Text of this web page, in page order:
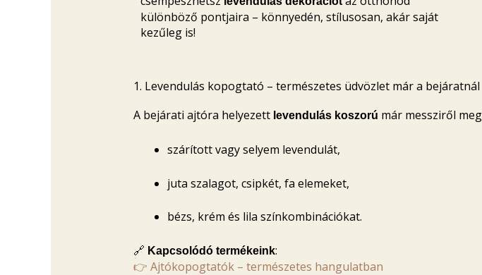
különböző pontjaira – könnyedén, stílusosan, akár saját
kezűleg is!
1. Levendulás kopogtató – természetes üdvözlet már a bejáratnál
A bejárati ajtóra helyezett levendulás koszorú már messziről
szárított vagy selyem levendulát,
juta szalagot, csipkét, fa elemeket,
bézs, krém és lila színkombinációkat.
🔗 Kapcsolódó termékeink:
👉 Ajtókopogtatók – természetes hangulatban